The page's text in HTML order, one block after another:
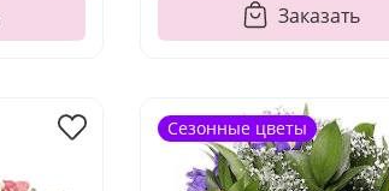
Заказать
Сезонные цветы